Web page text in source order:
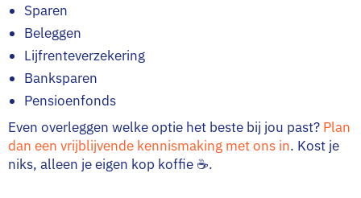
Sparen
Beleggen
Lijfrenteverzekering
Banksparen
Pensioenfonds
Even overleggen welke optie het beste bij jou past? Plan
dan een vrijblijvende kennismaking met ons in. Kost je
niks, alleen je eigen kop koffie ☕️.